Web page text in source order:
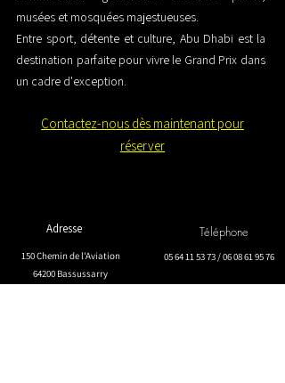
musées et mosquées majestueuses.
Entre sport, détente et culture, Abu Dhabi est la
destination parfaite pour vivre le Grand Prix dans
un cadre d'exception.
Contactez-nous dès maintenant pour
réserver
Adresse Téléphone
150 Chemin de l'Aviation
64200 Bassussarry
05 64 11 53 73/06 08 61 95 76